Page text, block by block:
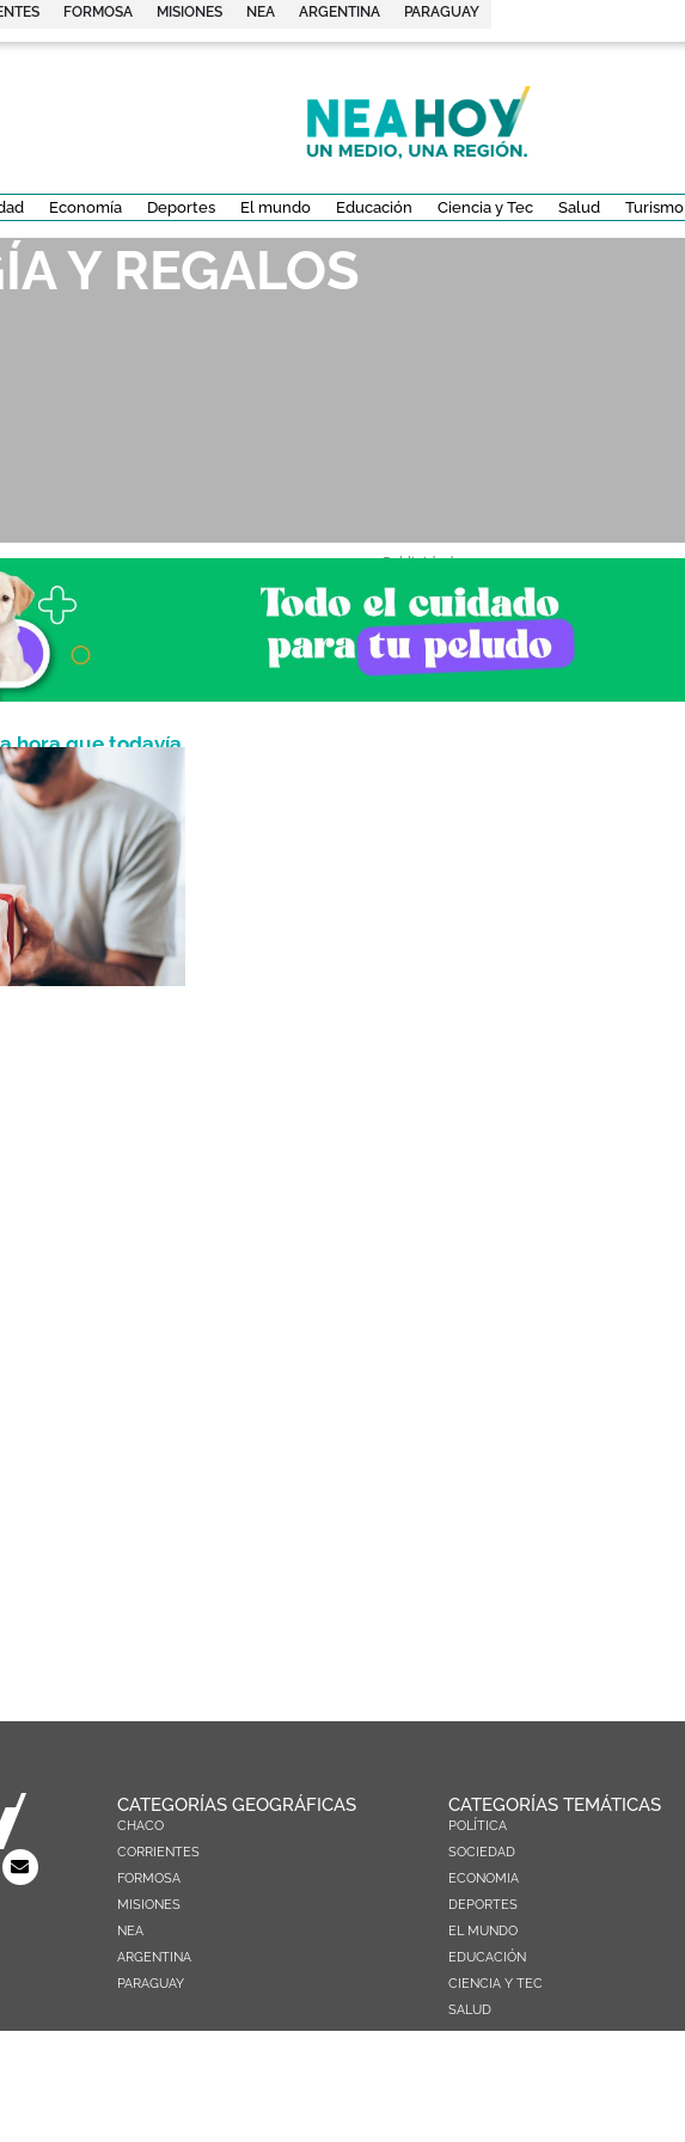
FORMOSA MISIONES NEA ARGENTINA PARAGUAY
Economía Deportes El mundo Educación Ciencia y Tec Salud Turismo
Y REGALOS
- Publicidad -
hora que todavía
CATEGORÍAS GEOGRÁFICAS
CHACO
CORRIENTES
FORMOSA
MISIONES
NEA
ARGENTINA
PARAGUAY
CATEGORÍAS TEMÁTICAS
POLÍTICA
SOCIEDAD
ECONOMIA
DEPORTES
EL MUNDO
EDUCACIÓN
CIENCIA Y TEC
SALUD
TURISMO